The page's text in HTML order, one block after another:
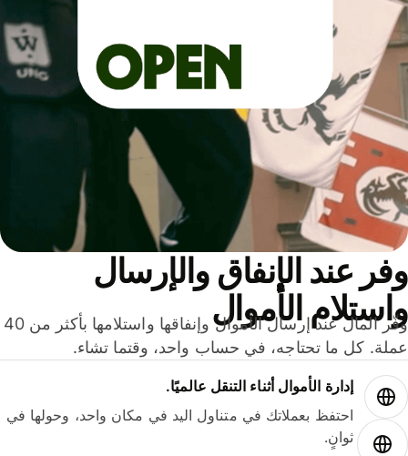
عند الإنفاق والإرسال
الأموال
وفّر المال عند إرسال الأموال وإنفاقها واستلامها بأكثر من 40
كل ما تحتاجه، في حساب واحد، وقتما تشاء.
إدارة الأموال أثناء التنقل عالميًا.
احتفظ بعملاتك في متناول اليد في مكان واحد، وحولها في
ثوانٍ.